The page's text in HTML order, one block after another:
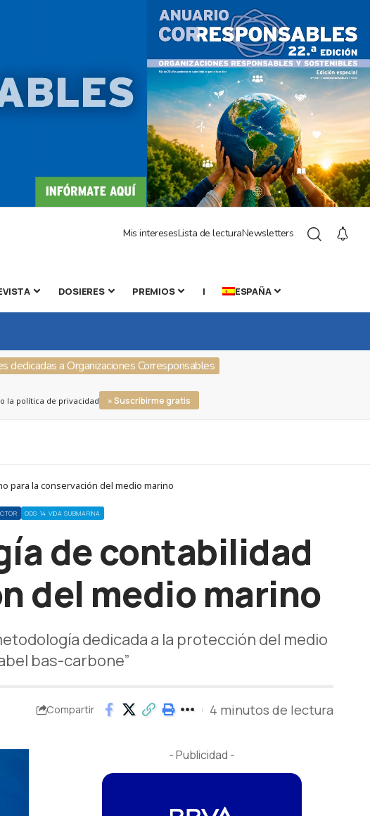
Mis interesesLista de lecturaNewsletters
DOSIERES PREMIOS | ESPAÑA
dedicadas a Organizaciones Corresponsables
la política de privacidad » Suscribirme gratis
para la conservación del medio marino
ODS 14 VIDA SUBMARINA
de contabilidad
del medio marino
dedicada a la protección del medio
bas-carbone”
Compartir 4 minutos de lectura
- Publicidad -